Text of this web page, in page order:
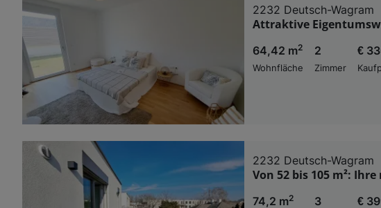
2232 Deutsch-Wagram
Attraktive
64,42 m2
Wohnfläche
2
Zimmer
€
2232 Deutsch-Wagram
Von 52 bis 105 m²:
74,2 m2 3 €